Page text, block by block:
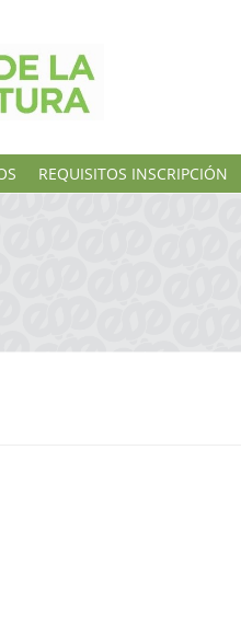
REQUISITOS INSCRIPCIÓN